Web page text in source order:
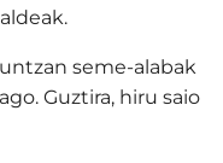
seme-alabak
Guztira, hiru saio